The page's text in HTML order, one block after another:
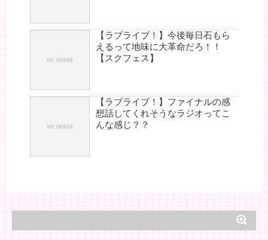
【ラブライブ！】今後毎日石もら
えるって地味に大革命だろ！！
【スクフェス】
【ラブライブ！】ファイナルの感
想話してくれそうなラジオってこ
んな感じ？？